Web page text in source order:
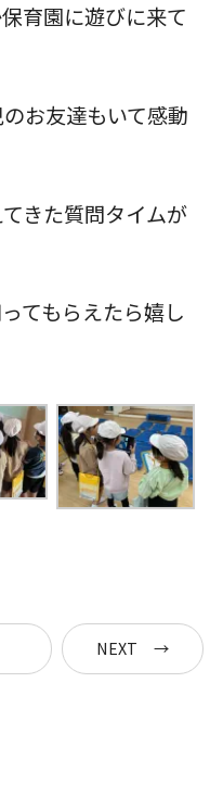
育園
ム
ブログ
育園に遊びに来て
お友達もいて感動
きた質問タイムが
てもらえたら嬉し
NEXT